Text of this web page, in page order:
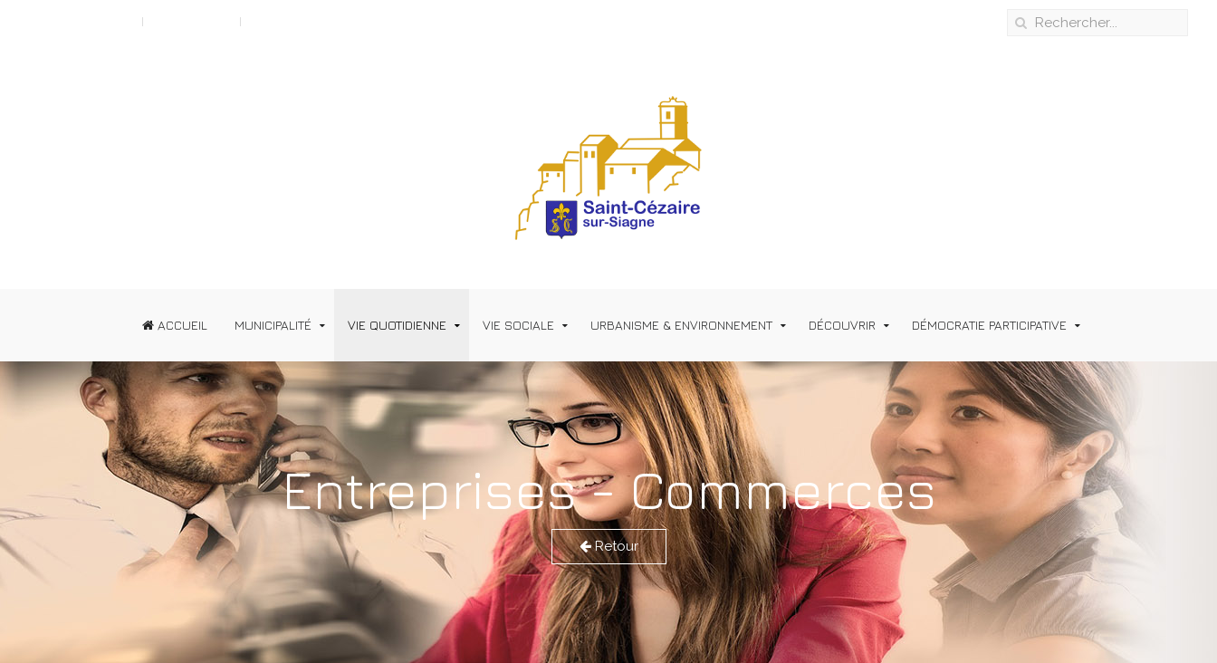
ACCUEIL MUNICIPALITÉ VIE QUOTIDIENNE VIE SOCIALE URBANISME & ENVIRONNEMENT DÉCOUVRIR DÉMOCRATIE PARTICIPATIVE
Entreprises - Commerces
Retour